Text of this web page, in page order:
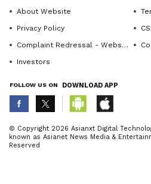
ಮಾಡಬೇಕು. ನಮ್ಮನ್ನು
ಮಾತ್ರ ಯಶಸ್ಸು ದೊರೆಯುತ್ತದೆ
ಪ್ರದೀಪಚಂದ್ರ ಕುತ್ಪಾಡಿ ಅವರು
ಸ್ವಾಗತಿಸಿ, ಜು.15ರಂದು ಕೇಂದ್ರ
ಕಾಳಿದಾಸ ಜಯಂತಿಯ
ವಂದೇ ಮಾತರಂ ವಿಚಾರದಲ್ಲಿ
ABOUT THE AUTHOR
K
About Website
Privacy Policy
Complaint Redressal - Website
Investors
FOLLOW US ON DOWNLOAD APP
© Copyright 2026 Asianxt Digital
known as Asianet News Media &
Reserved